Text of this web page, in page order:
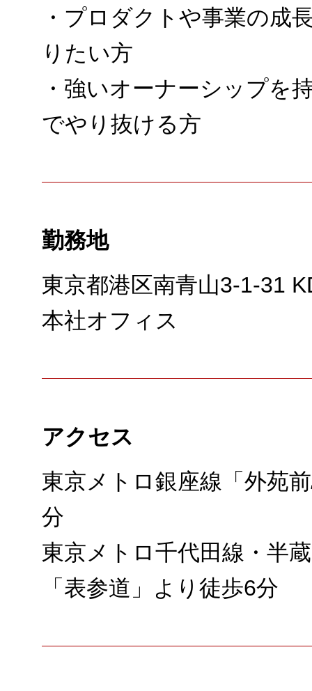
・プロダクトや事業の成
りたい方
・強いオーナーシップを
でやり抜ける方
勤務地
東京都港区南青山3-1-31
本社オフィス
アクセス
東京メトロ銀座線「外苑
分
東京メトロ千代田線・半
「表参道」より徒歩6分